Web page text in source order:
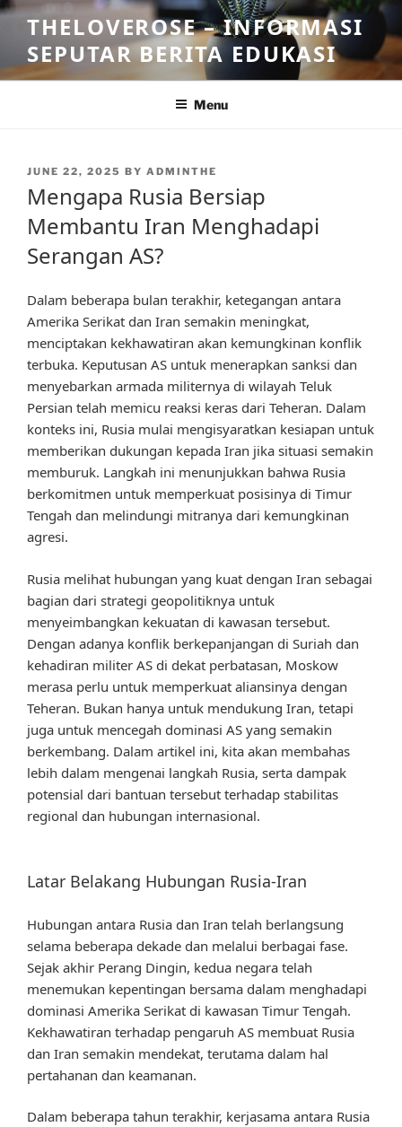
Skip
content
THELOVEROSE – INFORMASI
SEPUTAR BERITA EDUKASI
Menu
POSTED
JUNE 22, 2025 BY ADMINTHE
Mengapa Rusia Bersiap
Membantu Iran Menghadapi
Serangan AS?
Dalam beberapa bulan terakhir, ketegangan antara
Amerika Serikat dan Iran semakin meningkat,
menciptakan kekhawatiran akan kemungkinan konflik
terbuka. Keputusan AS untuk menerapkan sanksi dan
menyebarkan armada militernya di wilayah Teluk
Persian telah memicu reaksi keras dari Teheran. Dalam
konteks ini, Rusia mulai mengisyaratkan kesiapan untuk
memberikan dukungan kepada Iran jika situasi semakin
memburuk. Langkah ini menunjukkan bahwa Rusia
berkomitmen untuk memperkuat posisinya di Timur
Tengah dan melindungi mitranya dari kemungkinan
agresi.
Rusia melihat hubungan yang kuat dengan Iran sebagai
bagian dari strategi geopolitiknya untuk
menyeimbangkan kekuatan di kawasan tersebut.
Dengan adanya konflik berkepanjangan di Suriah dan
kehadiran militer AS di dekat perbatasan, Moskow
merasa perlu untuk memperkuat aliansinya dengan
Teheran. Bukan hanya untuk mendukung Iran, tetapi
juga untuk mencegah dominasi AS yang semakin
berkembang. Dalam artikel ini, kita akan membahas
lebih dalam mengenai langkah Rusia, serta dampak
potensial dari bantuan tersebut terhadap stabilitas
regional dan hubungan internasional.
Latar Belakang Hubungan Rusia-Iran
Hubungan antara Rusia dan Iran telah berlangsung
selama beberapa dekade dan melalui berbagai fase.
Sejak akhir Perang Dingin, kedua negara telah
menemukan kepentingan bersama dalam menghadapi
dominasi Amerika Serikat di kawasan Timur Tengah.
Kekhawatiran terhadap pengaruh AS membuat Rusia
dan Iran semakin mendekat, terutama dalam hal
pertahanan dan keamanan.
Dalam beberapa tahun terakhir, kerjasama antara Rusia